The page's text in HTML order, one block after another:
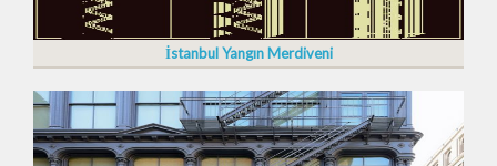
İstanbul Yangın Merdiveni